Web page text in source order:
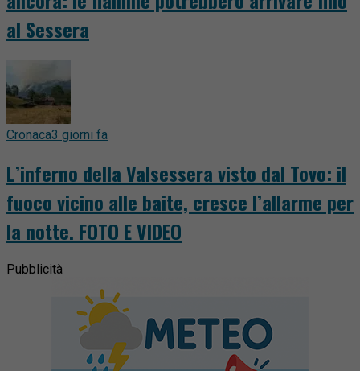
al Sessera
Cronaca3 giorni fa
L’inferno della Valsessera visto dal Tovo: il
fuoco vicino alle baite, cresce l’allarme per
la notte. FOTO E VIDEO
Pubblicità